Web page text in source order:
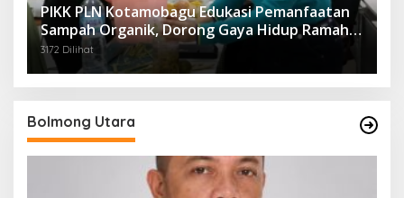
PIKK PLN Kotamobagu Edukasi Pemanfaatan
Sampah Organik, Dorong Gaya Hidup Ramah
Lingkungan
3172 Dilihat
Bolmong Utara